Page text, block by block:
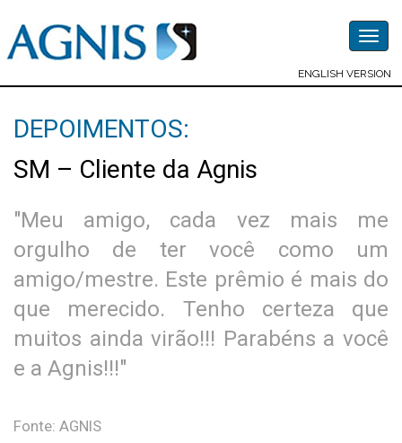
ENGLISH VERSION
DEPOIMENTOS:
SM – Cliente da Agnis
"Meu amigo, cada vez mais me
orgulho de ter você como um
amigo/mestre. Este prêmio é mais do
que merecido. Tenho certeza que
muitos ainda virão!!! Parabéns a você
e a Agnis!!!"
Fonte: AGNIS